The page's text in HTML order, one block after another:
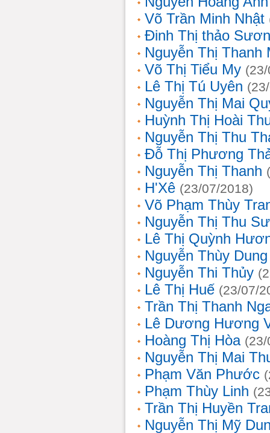
Võ Trần Minh Nhật
Đinh Thị thảo
Nguyễn Thị Thanh
Võ Thị Tiểu My
Lê Thị Tú Uyên
Nguyễn Thị Mai
Huỳnh Thị Hoài
Nguyễn Thị Thu
Đỗ Thị Phương
Nguyễn Thị Thanh
H'Xê (23/07/2018)
Võ Phạm Thùy
Nguyễn Thị Thu
Lê Thị Quỳnh
Nguyễn Thùy Dung
Nguyễn Thi Thủy
Lê Thị Huế (23/07/
Trần Thị Thanh
Lê Dương Hương
Hoàng Thị Hòa
Nguyễn Thị Mai
Phạm Văn Phước
Phạm Thùy Linh
Trần Thị Huyền
Nguyễn Thị Mỹ